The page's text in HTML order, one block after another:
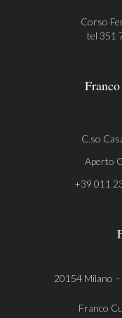
Corso
tel 351
C.so
Aperto
+39 011
20154 Milano –
Franco